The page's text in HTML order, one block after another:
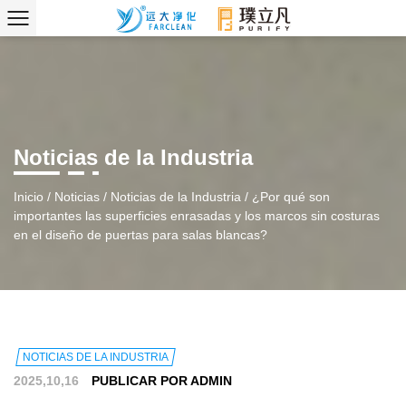
Noticias de la Industria
Inicio / Noticias / Noticias de la Industria / ¿Por qué son
importantes las superficies enrasadas y los marcos sin costuras
en el diseño de puertas para salas blancas?
NOTICIAS DE LA INDUSTRIA
2025,10,16 PUBLICAR POR ADMIN